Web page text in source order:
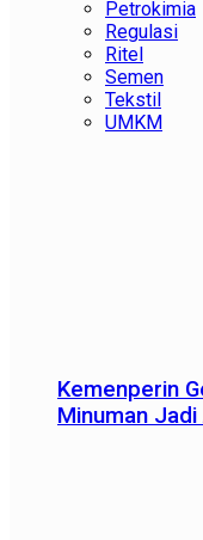
Petrokimia
Regulasi
Ritel
Semen
Tekstil
UMKM
Kemenperin
Minuman